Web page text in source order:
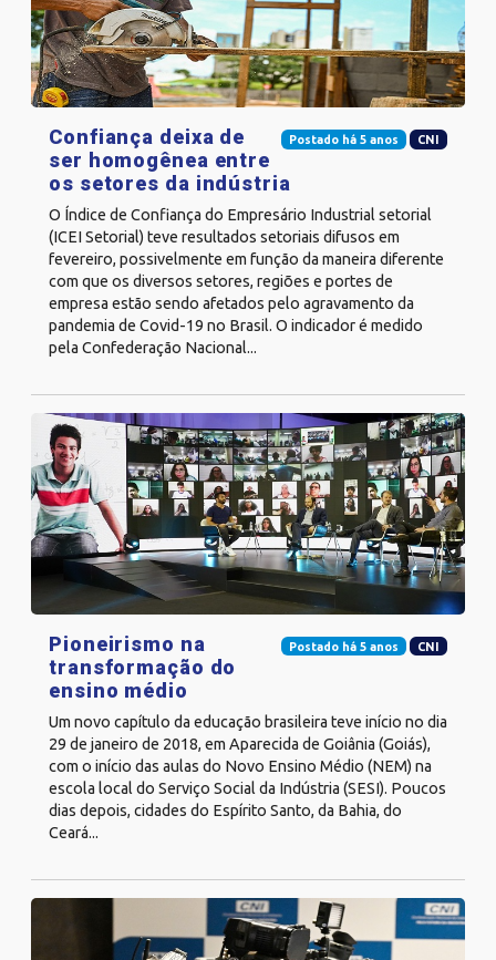
Postado há 5 anos CNI
Confiança deixa de
ser homogênea entre
os setores da indústria
O Índice de Confiança do Empresário Industrial setorial
(ICEI Setorial) teve resultados setoriais difusos em
fevereiro, possivelmente em função da maneira diferente
com que os diversos setores, regiões e portes de
empresa estão sendo afetados pelo agravamento da
pandemia de Covid-19 no Brasil. O indicador é medido
pela Confederação Nacional...
Postado há 5 anos CNI
Pioneirismo na
transformação do
ensino médio
Um novo capítulo da educação brasileira teve início no dia
29 de janeiro de 2018, em Aparecida de Goiânia (Goiás),
com o início das aulas do Novo Ensino Médio (NEM) na
escola local do Serviço Social da Indústria (SESI). Poucos
dias depois, cidades do Espírito Santo, da Bahia, do
Ceará...